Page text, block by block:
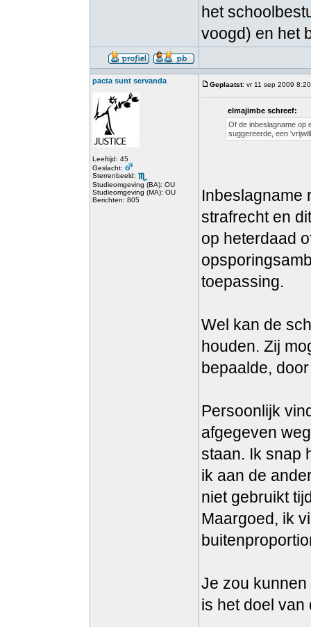
het
voogd) en het
pacta sunt servanda
Leeftijd: 45
Geslacht:
Sterrenbeeld:
Studieomgeving (BA): OU
Studieomgeving (MA): OU
Berichten: 805
Geplaatst: vr 11 sep 2009 8:20
elmajimbe schreef:
Of de inbeslagname op
suggereerde, een
Inbeslagname
strafrecht en
op heterdaad
toepassing.
Wel kan de
houden. Zij
bepaalde,
Persoonlijk
afgegeven
staan. Ik snap
ik aan de
niet gebruikt
Maargoed, ik
Je zou
is het doel van